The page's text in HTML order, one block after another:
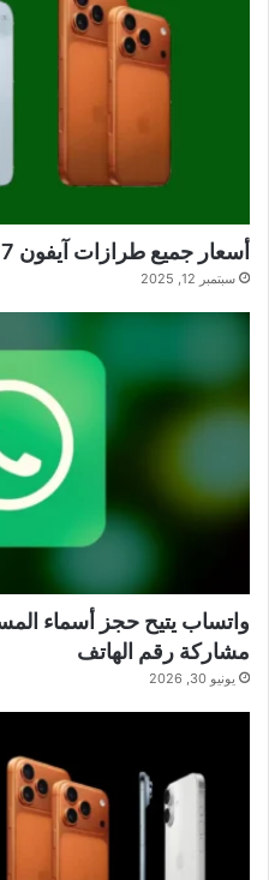
أسعار جميع طرازات آيفون 17 في سوريا
سبتمبر 12, 2025
واتساب يتيح حجز أسماء
مشاركة رقم الهاتف
يونيو 30, 2026